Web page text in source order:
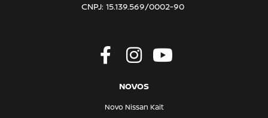
CNPJ: 15.139.569/0002-90
NOVOS
Novo Nissan Kait